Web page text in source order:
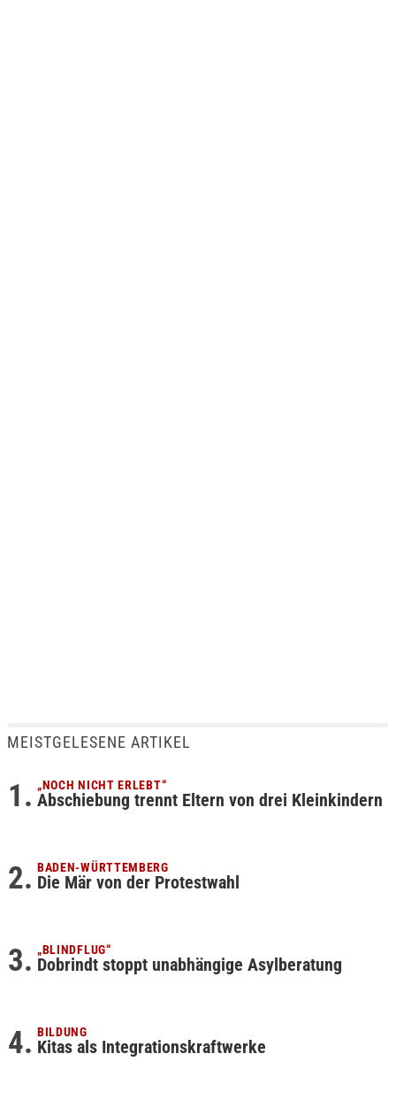
MEISTGELESENE ARTIKEL
„NOCH NICHT ERLEBT“
Abschiebung trennt Eltern von drei Kleinkindern
BADEN-WÜRTTEMBERG
Die Mär von der Protestwahl
„BLINDFLUG“
Dobrindt stoppt unabhängige Asylberatung
BILDUNG
Kitas als Integrationskraftwerke